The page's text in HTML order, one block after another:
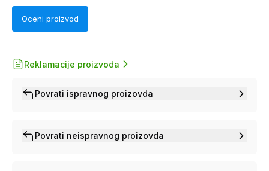
Oceni proizvod
Reklamacije proizvoda
Povrati ispravnog proizovda
Povrati neispravnog proizovda